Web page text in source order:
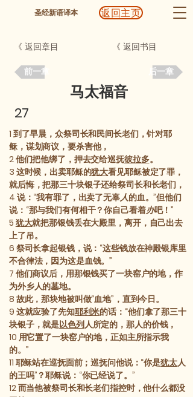
圣经新语译本 返回主页
《 返回章目
前一章
《 返回书目
后一章
马太福音
27
1 到了早晨，众祭司长和民间长老们，针对耶
稣，谋划商议，要杀害他，
2他们把他绑了，押去交给巡抚彼拉多。
3 这时候，出卖耶稣的犹大看见耶稣被定了罪，
就后悔，把那三十块银子还给祭司长和长老们，
4 说：“我有罪了，出卖了无辜人的血。”但他们
说：“那与我们有何相干？你自己看着办吧！”
5 犹大就把那银钱丢在大殿里，离开，自己出去
上了吊。
6 祭司长拿起银钱，说：“这些钱放在神殿银库里
不合律法，因为这是血钱。”
7 他们商议后，用那银钱买了一块窑户的地，作
为外乡人的墓地。
8 故此，那块地被叫做“血地”，直到今日。
9 这就应验了先知耶利米的话：“他们拿了那三十
块银子，就是以色列人所定的，那人的价钱，
10 用它置了一块窑户的地，正如主所指示我
的。”
11 耶稣站在巡抚面前；巡抚问他说：“你是犹太人
的王吗”？耶稣说：“你已经说了。”
12而当他被祭司长和长老们指控时，他什么都没